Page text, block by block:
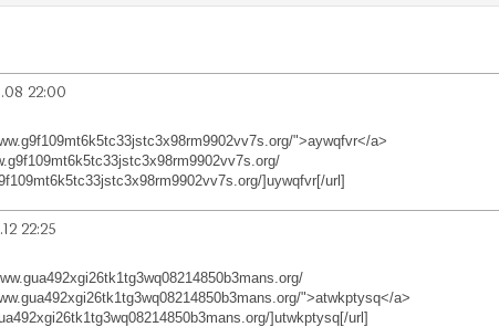
22:00
">aywqfvr</a>
]uywqfvr[/url]
22:25
">atwkptysq</a>
]utwkptysq[/url]